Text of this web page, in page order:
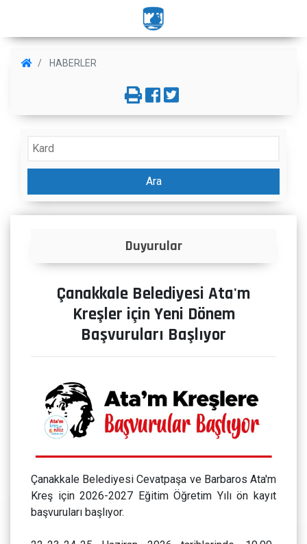
HABERLER
Ara
Duyurular
Çanakkale Belediyesi Ata'm
Kreşler için Yeni Dönem
Başvuruları Başlıyor
Çanakkale Belediyesi Cevatpaşa ve Barbaros Ata'm
Kreş için 2026-2027 Eğitim Öğretim Yılı ön kayıt
başvuruları başlıyor.